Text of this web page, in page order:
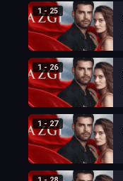
1 - 25
1 - 26
1 - 27